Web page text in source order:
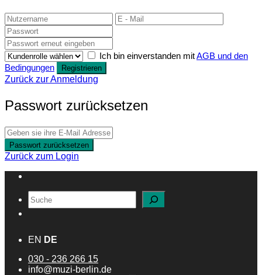
Ich bin einverstanden mitAGB und den
Bedingungen
Registrieren
Zurück zur Anmeldung
Passwort zurücksetzen
Passwort zurücksetzen
Zurück zum Login
Suchen
EN DE
030 - 236 266 15
info@muzi-berlin.de